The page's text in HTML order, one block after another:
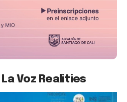
Voz Realities